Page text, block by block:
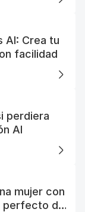
AI: Crea tu
facilidad
perdiera
AI
mujer con
perfecto de